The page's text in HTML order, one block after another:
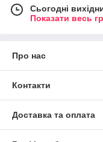
Сьогодні
Показати весь
Про нас
Контакти
Доставка та оплата